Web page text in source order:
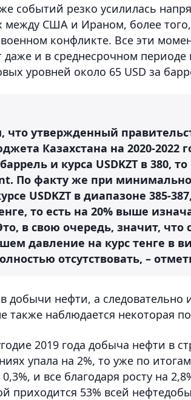
событий резко усилилась
между США и Ираном, более
конфликте. Все эти
и в среднесрочном
уровней около 65 USD за
утвержденный
Казахстана на 2020-2022
и курса USDKZT в 380,
По факту же при
USDKZT в диапазоне 385-
то есть на 20% выше
в свою очередь, значит,
давление на курс тенге в
отсутствовать, –
добычи нефти, а следовательно
также наблюдается некоторая
2019 года добыча нефти в
упала на 2%, то уже по
и все благодаря росту на
приходится 53% всей